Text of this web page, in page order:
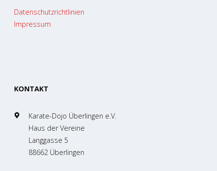
Datenschutzrichtlinien
Impressum
KONTAKT
Karate-Dojo Überlingen e.V.
Haus der Vereine
Langgasse 5
88662 Überlingen